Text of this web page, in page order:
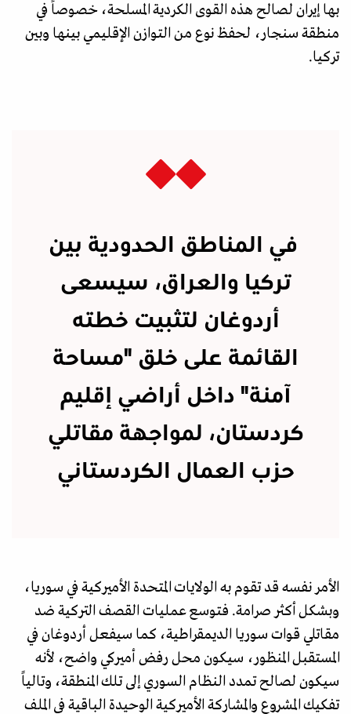
بها إيران لصالح هذه القوى الكردية المسلحة، خصوصاً في
منطقة سنجار، لحفظ نوع من التوازن الإقليمي بينها وبين
تركيا.
في المناطق الحدودية بين
تركيا والعراق، سيسعى
أردوغان لتثبيت خطته
القائمة على خلق "مساحة
آمنة" داخل أراضي إقليم
كردستان، لمواجهة مقاتلي
حزب العمال الكردستاني
الأمر نفسه قد تقوم به الولايات المتحدة الأميركية في سوريا،
وبشكل أكثر صرامة. فتوسع عمليات القصف التركية ضد
مقاتلي قوات سوريا الديمقراطية، كما سيفعل أردوغان في
المستقبل المنظور، سيكون محل رفض أميركي واضح، لأنه
سيكون لصالح تمدد النظام السوري إلى تلك المنطقة، وتالياً
تفكيك المشروع والمشاركة الأميركية الوحيدة الباقية في الملف